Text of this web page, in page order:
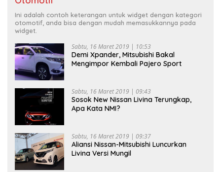
Ini adalah contoh keterangan untuk widget dengan kategori
otomotif, anda bisa dengan mudah memasukkannya pada
widget.
Sabtu, 16 Maret 2019 | 10:53
Demi Xpander, Mitsubishi Bakal
Mengimpor Kembali Pajero Sport
Sabtu, 16 Maret 2019 | 09:43
Sosok New Nissan Livina Terungkap,
Apa Kata NMI?
Sabtu, 16 Maret 2019 | 09:37
Aliansi Nissan-Mitsubishi Luncurkan
Livina Versi Mungil